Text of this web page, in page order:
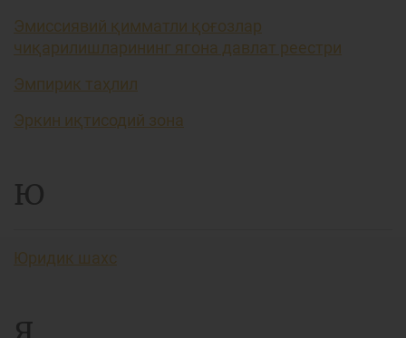
Эмиссиявий қимматли қоғозлар
чиқарилишларининг ягона давлат реестри
Эмпирик таҳлил
Эркин иқтисодий зона
Ю
Юридик шахс